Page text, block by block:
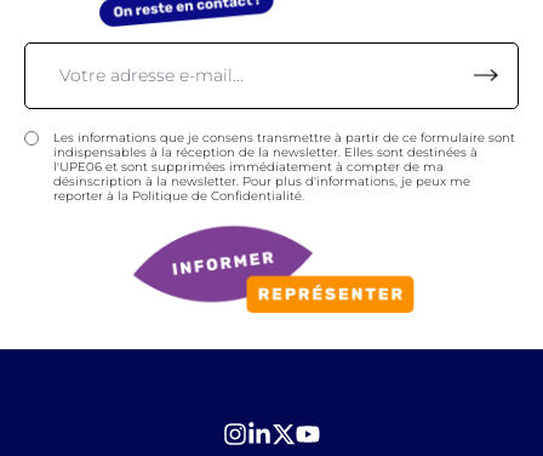
Les informations que je consens transmettre à partir de ce formulaire sont
indispensables à la réception de la newsletter. Elles sont destinées à
l'UPE06 et sont supprimées immédiatement à compter de ma
désinscription à la newsletter. Pour plus d'informations, je peux me
reporter à la Politique de Confidentialité.